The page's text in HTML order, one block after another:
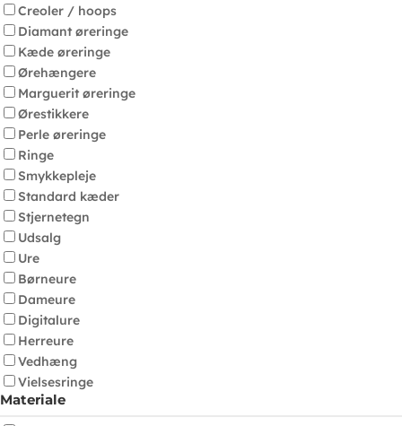
Creoler / hoops
Diamant øreringe
Kæde øreringe
Ørehængere
Marguerit øreringe
Ørestikkere
Perle øreringe
Ringe
Smykkepleje
Standard kæder
Stjernetegn
Udsalg
Ure
Børneure
Dameure
Digitalure
Herreure
Vedhæng
Vielsesringe
Materiale